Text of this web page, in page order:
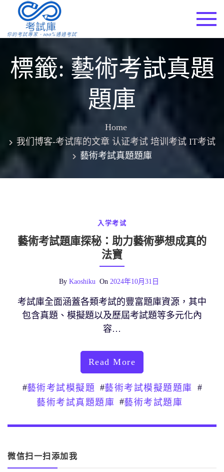
content
標籤:藝術考試真題
題庫
Home
我们博客-考试库的文章 认证考试 培训考试 IT考试
藝術考試真題題庫
入学考试
藝術考試題庫探秘：助力藝術夢想成真的
法寶
By Kaoshiku On 2024年10月31日
考試庫全面涵蓋各類考試的豐富題庫資源，其中
包含真題、模擬題以及歷屆考試題等多元化內
容…
Read More
#藝術考試模擬題 #藝術考試模擬題題庫 #
藝術考試真題題庫 #藝術考試題庫
微信扫一扫添加我